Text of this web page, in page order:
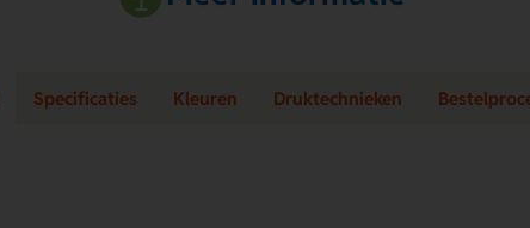
Specificaties Kleuren Druktechnieken